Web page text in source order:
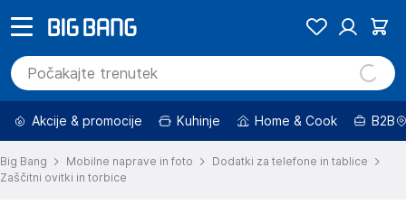
Akcije & promocije Kuhinje Home & Cook B2B
Big Bang Mobilne naprave in foto
Dodatki za telefone in tablice
Zaščitni ovitki in torbice